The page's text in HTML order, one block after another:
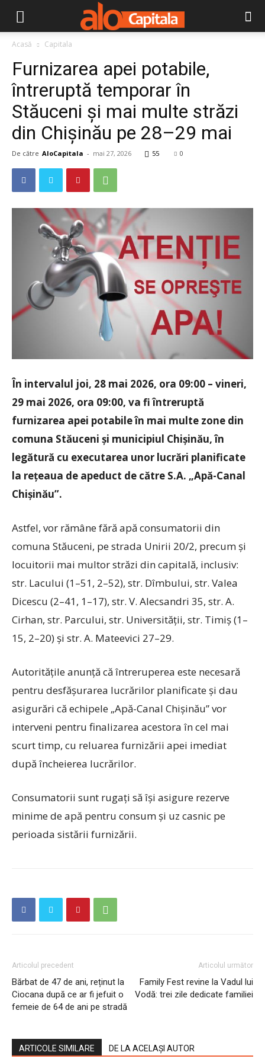
Acasă Capitala
Furnizarea apei potabile,
întreruptă temporar în
Stăuceni și mai multe străzi
din Chișinău pe 28–29 mai
De către AloCapitala - mai 27, 2026 55 0
În intervalul joi, 28 mai 2026, ora 09:00 – vineri,
29 mai 2026, ora 09:00, va fi întreruptă
furnizarea apei potabile în mai multe zone din
comuna Stăuceni și municipiul Chișinău, în
legătură cu executarea unor lucrări planificate
la rețeaua de apeduct de către S.A. „Apă-Canal
Chișinău”.
Astfel, vor rămâne fără apă consumatorii din
comuna Stăuceni, pe strada Unirii 20/2, precum și
locuitorii mai multor străzi din capitală, inclusiv:
str. Lacului (1–51, 2–52), str. Dîmbului, str. Valea
Dicescu (2–41, 1–17), str. V. Alecsandri 35, str. A.
Cirhan, str. Parcului, str. Universității, str. Timiș (1–
15, 2–20) și str. A. Mateevici 27–29.
Autoritățile anunță că întreruperea este necesară
pentru desfășurarea lucrărilor planificate și dau
asigurări că echipele „Apă-Canal Chișinău” vor
interveni pentru finalizarea acestora în cel mai
scurt timp, cu reluarea furnizării apei imediat
după încheierea lucrărilor.
Consumatorii sunt rugați să își asigure rezerve
minime de apă pentru consum și uz casnic pe
perioada sistării furnizării.
Articolul precedent
Bărbat de 47 de ani, reținut la
Ciocana după ce ar fi jefuit o
femeie de 64 de ani pe stradă
Articolul următor
Family Fest revine la Vadul lui
Vodă: trei zile dedicate familiei
ARTICOLE SIMILARE DE LA ACELAȘI AUTOR